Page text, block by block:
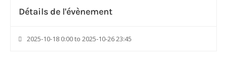
Détails de l'évènement
2025-10-18 0:00 to 2025-10-26 23:45